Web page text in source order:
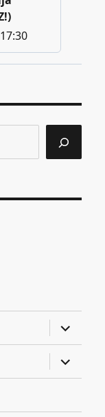
almenü
almenü